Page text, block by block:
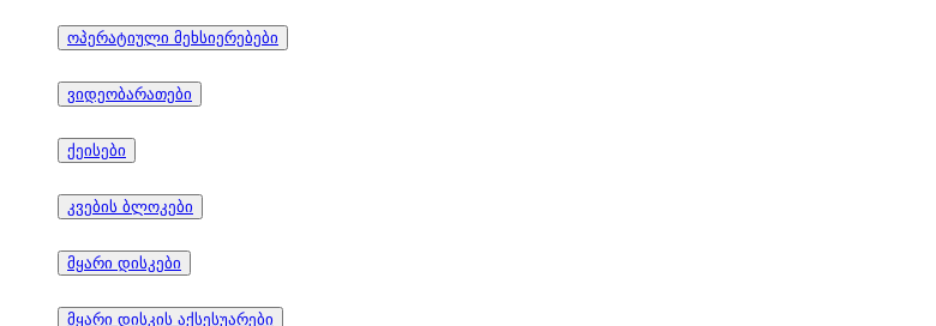
ოპერატიული მეხსიერებები
ვიდეობარათები
ქეისები
კვების ბლოკები
მყარი დისკები
მყარი დისკის აქსესუარები